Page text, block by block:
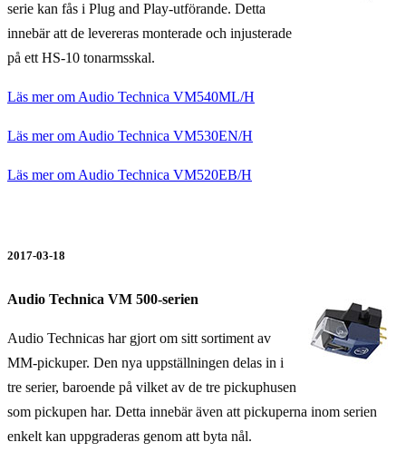
serie kan fås i Plug and Play-utförande. Detta
innebär att de levereras monterade och injusterade
på ett HS-10 tonarmsskal.
Läs mer om Audio Technica VM540ML/H
Läs mer om Audio Technica VM530EN/H
Läs mer om Audio Technica VM520EB/H
2017-03-18
Audio Technica VM 500-serien
Audio Technicas har gjort om sitt sortiment av
MM-pickuper. Den nya uppställningen delas in i
tre serier, baroende på vilket av de tre pickuphusen
som pickupen har. Detta innebär även att pickuperna inom serien
enkelt kan uppgraderas genom att byta nål.